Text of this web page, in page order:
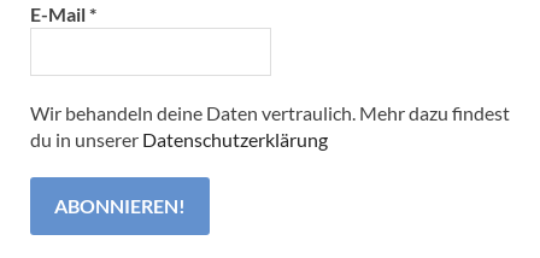
E-Mail*
Wir behandeln deine Daten vertraulich. Mehr dazu findest
du in unserer Datenschutzerklärung